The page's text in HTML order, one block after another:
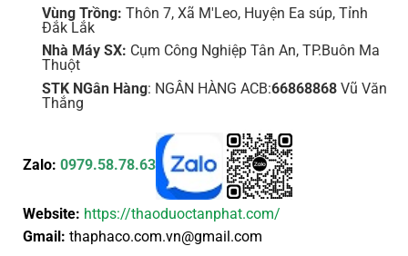
Vùng Trồng: Thôn 7, Xã M'Leo, Huyện Ea súp, Tỉnh
Đắk Lắk
Nhà Máy SX: Cụm Công Nghiệp Tân An, TP.Buôn Ma
Thuột
STK NGân Hàng: NGÂN HÀNG ACB:66868868Vũ Văn
Thắng
Zalo: 0979.58.78.63
Website: https://thaoduoctanphat.com/
Gmail: thaphaco.com.vn@gmail.com